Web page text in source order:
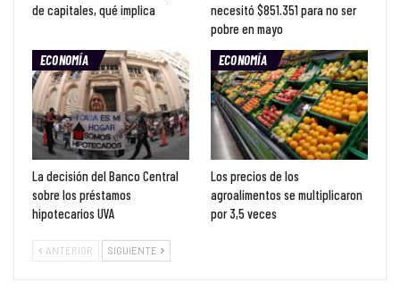
de capitales, qué implica
necesitó $851.351 para no ser
pobre en mayo
ECONOMÍA
La decisión del Banco Central
sobre los préstamos
hipotecarios UVA
ECONOMÍA
Los precios de los
agroalimentos se multiplicaron
por 3,5 veces
ANTERIOR SIGUIENTE